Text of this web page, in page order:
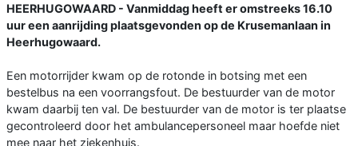
HEERHUGOWAARD - Vanmiddag heeft er omstreeks 16.10
uur een aanrijding plaatsgevonden op de Krusemanlaan in
Heerhugowaard.
Een motorrijder kwam op de rotonde in botsing met een
bestelbus na een voorrangsfout. De bestuurder van de motor
kwam daarbij ten val. De bestuurder van de motor is ter plaatse
gecontroleerd door het ambulancepersoneel maar hoefde niet
mee naar het ziekenhuis.